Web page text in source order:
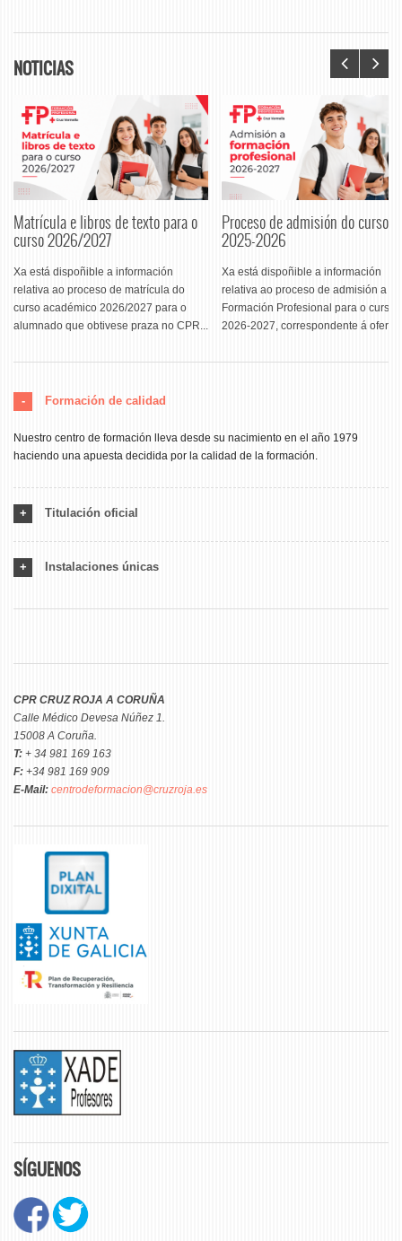
NOTICIAS
Matrícula e libros de texto para o
curso 2026/2027
Xa está dispoñible a información
relativa ao proceso de matrícula do
curso académico 2026/2027 para o
alumnado que obtivese praza no CPR...
Proceso de admisión do curso
2025-2026
Xa está dispoñible a información
relativa ao proceso de admisión a
Formación Profesional para o curso
2026-2027, correspondente á
Formación de calidad
Nuestro centro de formación lleva desde su nacimiento en el año 1979
haciendo una apuesta decidida por la calidad de la formación.
Titulación oficial
Instalaciones únicas
CPR CRUZ ROJA A CORUÑA
Calle Médico Devesa Núñez 1.
15008 A Coruña.
T: + 34 981 169 163
F: +34 981 169 909
E-Mail: centrodeformacion@cruzroja.es
SÍGUENOS